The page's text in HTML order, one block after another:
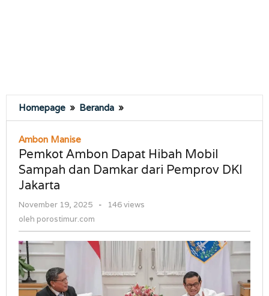
Homepage » Beranda »
Ambon
Mobil
Sampah
Damkar
DKI
Jakarta
Ambon Manise
Pemkot Ambon Dapat Hibah Mobil
Sampah dan Damkar dari Pemprov DKI
Jakarta
November 19, 2025
oleh
-
146 views
oleh porostimur.com